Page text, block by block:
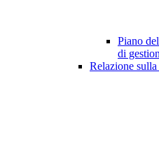
Piano
di
Relazione